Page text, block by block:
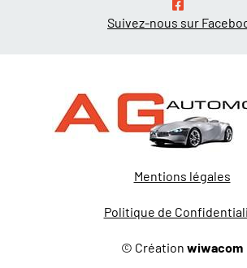
Suivez-nous sur
Mentions légales
Politique de
© Création wiwacom